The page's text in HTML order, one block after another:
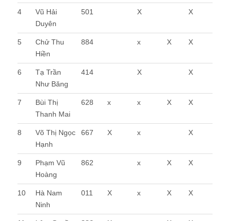
4
Vũ Hải
Duyên
501 X X
5
Chử Thu
Hiền
884 x X X
6
Tạ Trần
Như Băng
414 X X
7
Bùi Thị
Thanh Mai
628 x x X X
8
Võ Thị Ngọc
Hạnh
667 X x X
9
Phạm Vũ
Hoàng
862 x X X
10
Hà Nam
Ninh
011 X x X X